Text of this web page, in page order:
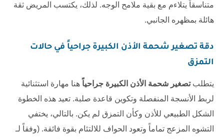
متناسقاً يتلاءم مع بقية ملامح الوجه. لذلك، يكتسب المريض ثقة
هائلة بمظهره الجانبي.
دقة تصغير شحمة الأذن الكبيرة جراحياً في حالات
التمزق
يتطلبتصغير شحمة الأذن الكبيرة جراحياً هنا مهارة استثنائية
لربط الأنسجة المنفصلة وتكوين قاعدة صلبة. تعيد هذه الخطوة
الشكل الطبيعي للأذن وكأن التمزق لم يكن. بالتالي، يختفي
التشوه المزعج تماماً وتعود الحواف للالتئام بقوة فائقة. (وفقاً لـ